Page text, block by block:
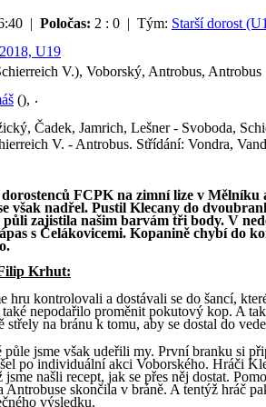
| Poločas: 2 : 0 | Tým: Starší dorost
U19
V.), Voborský, Antrobus, Antrobus
(),
Čadek, Jamrich, Lešner - Svoboda,
V. - Antrobus. Střídání: Vondra,
FCPK na zimní lize v
však nadřel. Pustil Klecany do
zajistila našim barvám tři body. V
s Čelákovicemi. Kopanině chybí do
Krhut:
hru kontrolovali a dostávali se do šancí,
nepodařilo proměnit pokutový kop. A
střely na bránu k tomu, aby se dostal do
půle jsme však udeřili my. První branku si
po individuální akci Voborského. Hráči
našli recept, jak se přes něj dostat.
Antrobuse skončila v bráně. A tentýž hráč
výsledku.